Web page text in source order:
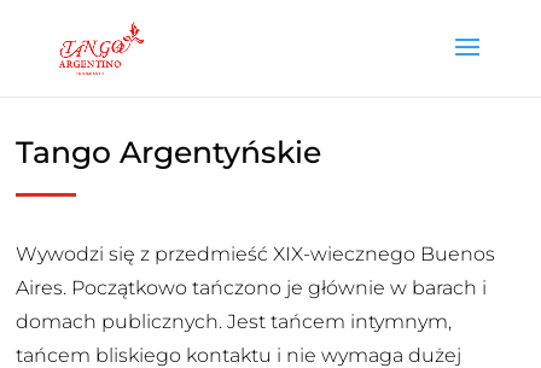
Tango Argentyńskie
Wywodzi się z przedmieść XIX-wiecznego Buenos
Aires. Początkowo tańczono je głównie w barach i
domach publicznych. Jest tańcem intymnym,
tańcem bliskiego kontaktu i nie wymaga dużej